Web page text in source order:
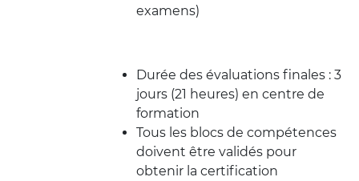
examens)
Durée des évaluations finales : 3
jours (21 heures) en centre de
formation
Tous les blocs de compétences
doivent être validés pour
obtenir la certification